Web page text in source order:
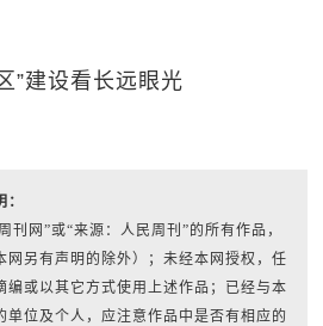
”建设看长远眼光
刊网”或“来源：人民周刊”的所有作品，
网另有声明的除外）；未经本网授权，任
编或以其它方式使用上述作品；已经与本
单位及个人，应注意作品中是否有相应的